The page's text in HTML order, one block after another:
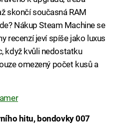
skončí současná RAM
Nákup Steam Machine se
recenzí jeví spíše jako luxus
když kvůli nedostatku
omezený počet kusů a
hitu, bondovky 007